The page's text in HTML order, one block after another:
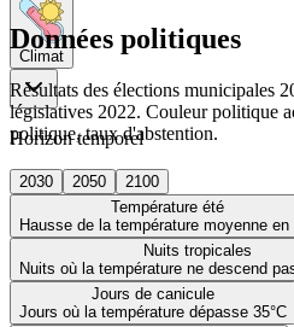
Climat
Horizon temporel
2030 2050
2100
Température été
Hausse de la température moyenne en
Nuits tropicales
Nuits où la température ne descend
Jours de canicule
Jours où la température dépasse 35°C
Données politiques
Résultats des élections municipales
législatives 2022. Couleur politique
politique, taux d'abstention.